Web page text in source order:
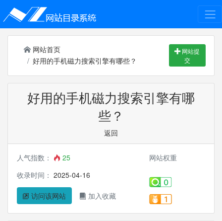
网站首页
好用的手机磁力搜索引擎有哪些？
网站提
交
好用的手机磁力搜索引擎有哪
些？
返回
人气指数：
25
收录时间： 2025-04-16
访问该网站 加入收藏
网站权重